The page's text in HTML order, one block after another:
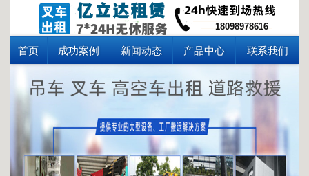
18098978616
首页 成功案例 新闻动态 产品中心 联系我们